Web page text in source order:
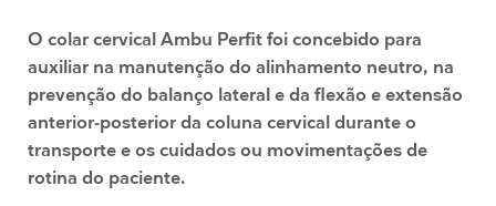
O colar cervical Ambu Perfit foi concebido para
auxiliar na manutenção do alinhamento neutro, na
prevenção do balanço lateral e da flexão e extensão
anterior-posterior da coluna cervical durante o
transporte e os cuidados ou movimentações de
rotina do paciente.